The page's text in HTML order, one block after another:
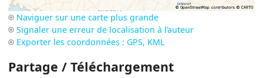
Naviguer sur une carte plus grande
Signaler une erreur de localisation à l’auteur
Exporter les coordonnées : GPS, KML
Partage / Téléchargement